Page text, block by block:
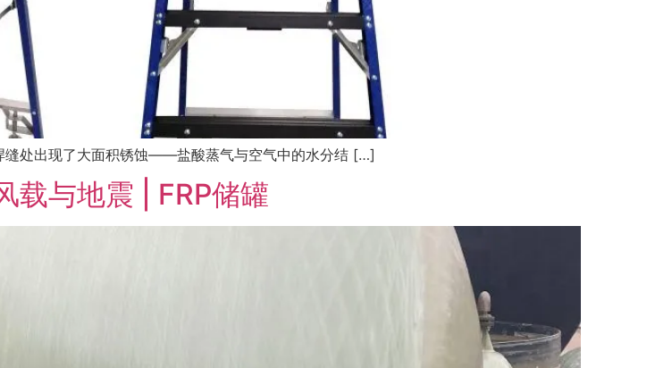
缝处出现了大面积锈蚀——盐酸蒸气与空气中的水分结 […]
载与地震 | FRP储罐